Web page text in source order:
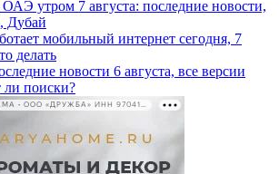
утром 7 августа: последние новости,
Дубай
мобильный интернет сегодня, 7
делать
новости 6 августа, все версии
ли поиски?
РЕКЛАМА • ООО «ДРУЖБА» ИНН 9704146411